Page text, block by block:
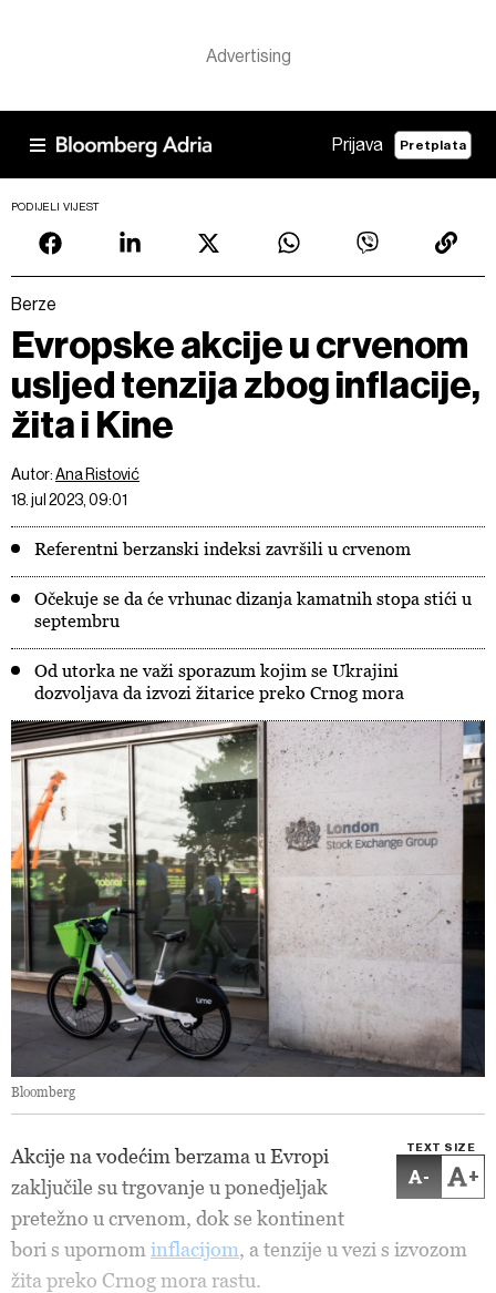
Prijava Pretplata
PODIJELI VIJEST
Berze
Evropske akcije u crvenom
usljed tenzija zbog inflacije,
žita i Kine
Autor:Ana Ristović
18. jul 2023, 09:01
Referentni berzanski indeksi završili u crvenom
Očekuje se da će vrhunac dizanja kamatnih stopa stići u
septembru
Od utorka ne važi sporazum kojim se Ukrajini
dozvoljava da izvozi žitarice preko Crnog mora
Bloomberg
TEXT SIZE
- +
Akcije na vodećim berzama u Evropi
zaključile su trgovanje u ponedjeljak
pretežno u crvenom, dok se kontinent
bori s upornom inflacijom, a tenzije u vezi s izvozom
žita preko Crnog mora rastu.